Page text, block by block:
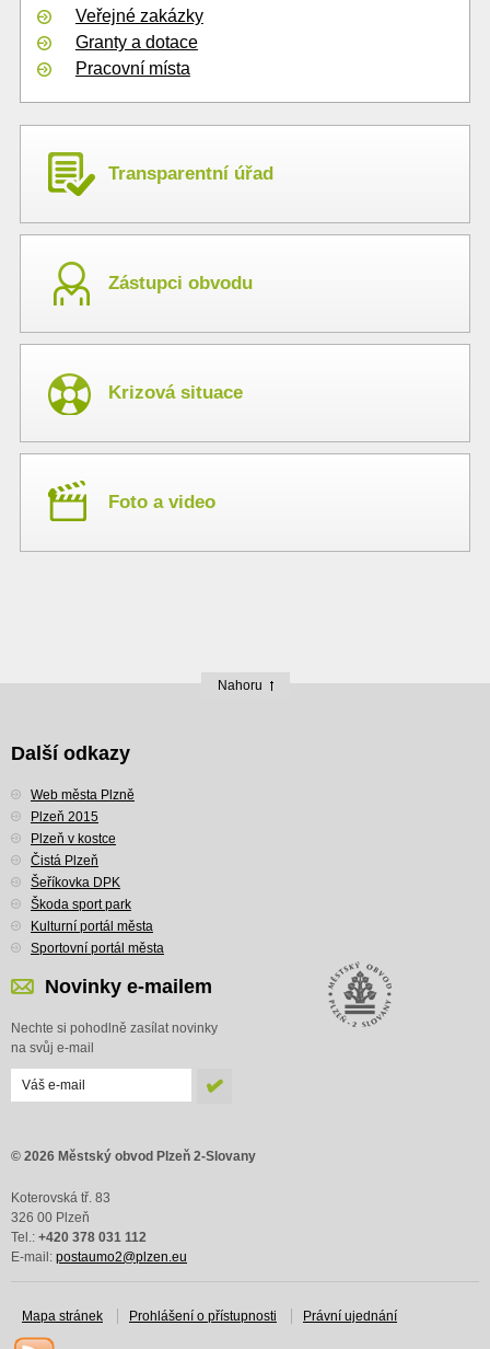
Veřejné zakázky
Granty a dotace
Pracovní místa
Transparentní úřad
Zástupci obvodu
Krizová situace
Foto a video
Nahoru
Další odkazy
Web města Plzně
Plzeň 2015
Plzeň v kostce
Čistá Plzeň
Šeříkovka DPK
Škoda sport park
Kulturní portál města
Sportovní portál města
Novinky e-mailem
Nechte si pohodlně zasílat novinky
na svůj e-mail
© 2026 Městský obvod Plzeň 2-Slovany
Koterovská tř. 83
326 00 Plzeň
Tel.: +420 378 031 112
E-mail: postaumo2@plzen.eu
Mapa stránek Prohlášení o přístupnosti Právní ujednání